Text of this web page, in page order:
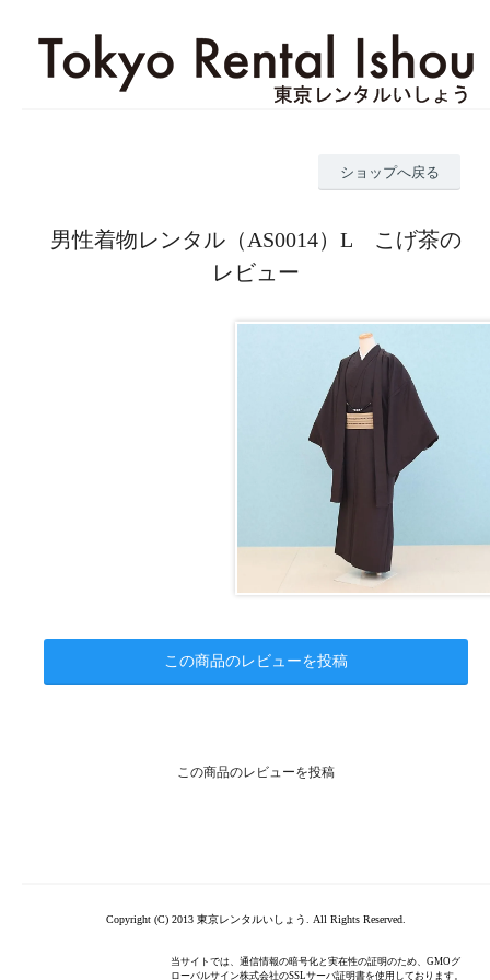
ショップへ戻る
男性着物レンタル（AS0014）L こげ茶の
レビュー
この商品のレビューを投稿
この商品のレビューを投稿
Copyright (C) 2013 東京レンタルいしょう. All Rights Reserved.
当サイトでは、通信情報の暗号化と実在性の証明のため、GMOグ
ローバルサイン株式会社のSSLサーバ証明書を使用しております。